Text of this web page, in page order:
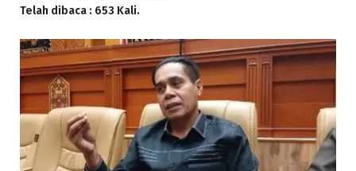
Telah dibaca : 653 Kali.